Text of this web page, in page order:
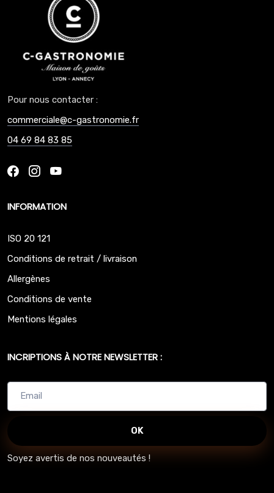
Pour nous contacter :
commerciale@c-gastronomie.fr
04 69 84 83 85
INFORMATION
ISO 20 121
Conditions de retrait / livraison
Allergènes
Conditions de vente
Mentions légales
INCRIPTIONS À NOTRE NEWSLETTER :
OK
Soyez avertis de nos nouveautés !